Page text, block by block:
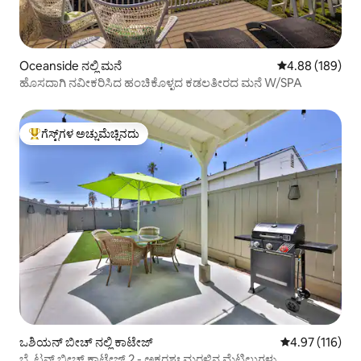
Oceanside ನಲ್ಲಿ ಮನೆ 5 ರಲ್ಲಿ 4.88
4.88 (189)
ಹೊಸದಾಗಿ ನವೀಕರಿಸಿದ ಹಂಚಿಕೊಳ್ಳದ ಕಡಲತೀರದ ಮನೆ W/SPA
ಗೆಸ್ಟ್‌ಗಳಿಗೆ ಅತಿ ಹೆಚ್ಚು ಅಚ್ಚುಮೆಚ್ಚಿನದು
ಗೆಸ್ಟ್‌ಗಳ ಅಚ್ಚುಮೆಚ್ಚಿನದು
ಒಶಿಯನ್ ಬೀಚ್ ನಲ್ಲಿ ಕಾಟೇಜ್ 5 ರಲ್ಲಿ 4.97
4.97 (116)